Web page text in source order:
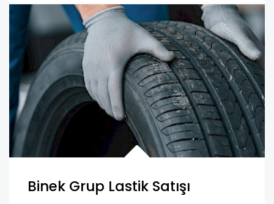
Binek Grup Lastik Satışı